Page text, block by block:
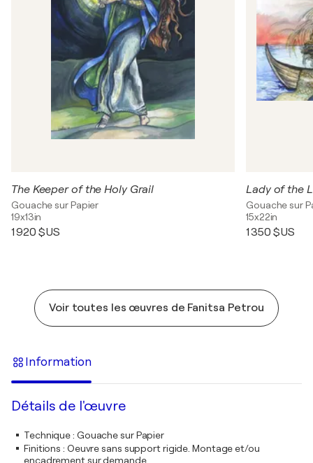
The Keeper of the Holy Grail
Gouache sur Papier
19x13in
1 920 $US
Lady of the
Gouache sur
15x22in
1 350 $US
Voir toutes les œuvres de Fanitsa Petrou
Information
Détails de l'œuvre
Technique: Gouache sur Papier
Finitions : Oeuvre sans support rigide. Montage et/ou
encadrement sur demande.